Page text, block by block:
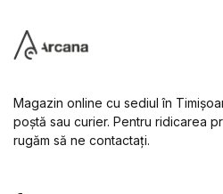
Magazin online cu sediul în
poștă sau curier. Pentru ridicarea
rugăm să ne contactați.